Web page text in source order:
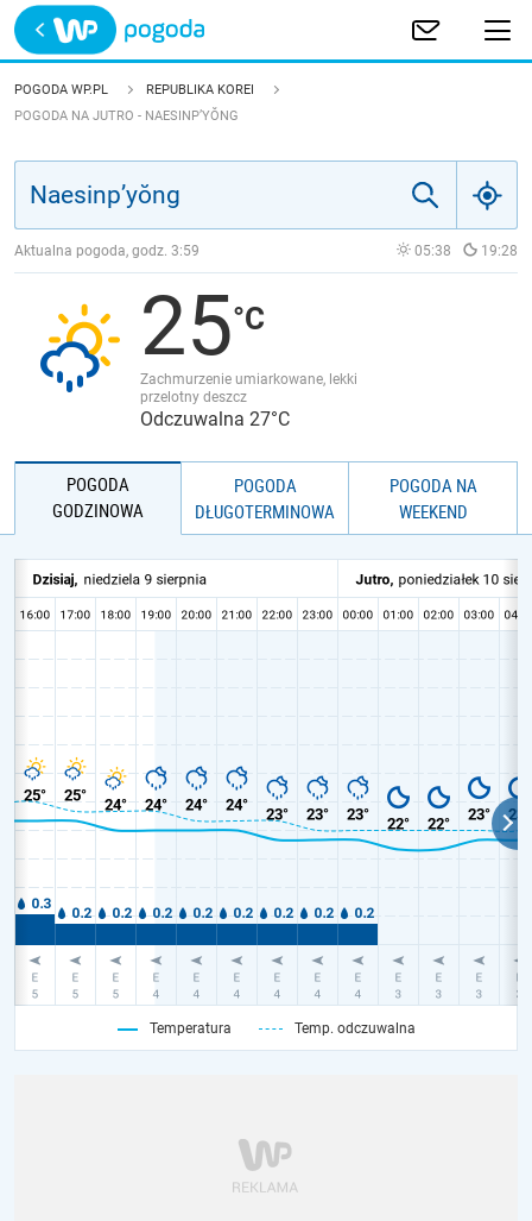
Trwa ładowanie
POLSKA
JAKOŚĆ POWIETRZA
POGODA WP.PL
REPUBLIKA KOREI
POGODA NA JUTRO - NAESINP’YŎNG
Aktualna pogoda, godz. 3:59 05:38 19:28
25
Zachmurzenie umiarkowane, lekki
przelotny deszcz
Odczuwalna 27°C
POGODA
GODZINOWA
POGODA
DŁUGOTERMINOWA
POGODA NA
WEEKEND
Temperatura Temp. odczuwalna